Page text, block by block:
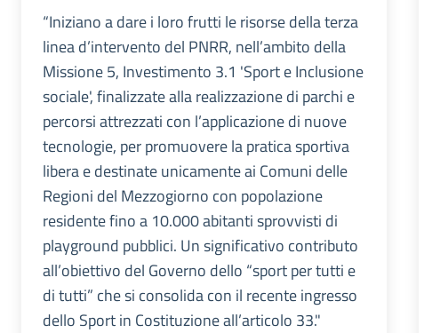
“Iniziano a dare i loro frutti le risorse della terza
linea d’intervento del PNRR, nell’ambito della
Missione 5, Investimento 3.1 'Sport e Inclusione
sociale', finalizzate alla realizzazione di parchi e
percorsi attrezzati con l’applicazione di nuove
tecnologie, per promuovere la pratica sportiva
libera e destinate unicamente ai Comuni delle
Regioni del Mezzogiorno con popolazione
residente fino a 10.000 abitanti sprovvisti di
playground pubblici. Un significativo contributo
all’obiettivo del Governo dello “sport per tutti e
di tutti” che si consolida con il recente ingresso
dello Sport in Costituzione all’articolo 33."